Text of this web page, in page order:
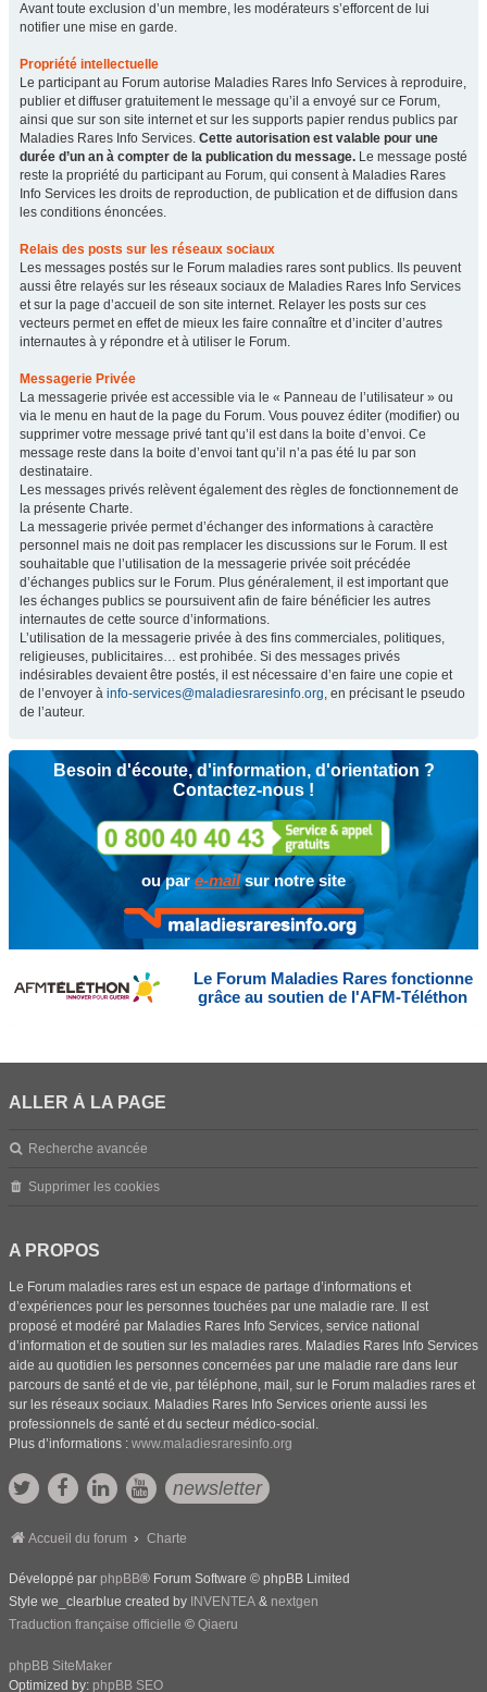
Avant toute exclusion d’un membre, les modérateurs s’efforcent de lui
notifier une mise en garde.
Propriété intellectuelle
Le participant au Forum autorise Maladies Rares Info Services à reproduire,
publier et diffuser gratuitement le message qu’il a envoyé sur ce Forum,
ainsi que sur son site internet et sur les supports papier rendus publics par
Maladies Rares Info Services. Cette autorisation est valable pour une
durée d’un an à compter de la publication du message. Le message posté
reste la propriété du participant au Forum, qui consent à Maladies Rares
Info Services les droits de reproduction, de publication et de diffusion dans
les conditions énoncées.
Relais des posts sur les réseaux sociaux
Les messages postés sur le Forum maladies rares sont publics. Ils peuvent
aussi être relayés sur les réseaux sociaux de Maladies Rares Info Services
et sur la page d’accueil de son site internet. Relayer les posts sur ces
vecteurs permet en effet de mieux les faire connaître et d’inciter d’autres
internautes à y répondre et à utiliser le Forum.
Messagerie Privée
La messagerie privée est accessible via le « Panneau de l’utilisateur » ou
via le menu en haut de la page du Forum. Vous pouvez éditer (modifier) ou
supprimer votre message privé tant qu’il est dans la boite d’envoi. Ce
message reste dans la boite d’envoi tant qu’il n’a pas été lu par son
destinataire.
Les messages privés relèvent également des règles de fonctionnement de
la présente Charte.
La messagerie privée permet d’échanger des informations à caractère
personnel mais ne doit pas remplacer les discussions sur le Forum. Il est
souhaitable que l’utilisation de la messagerie privée soit précédée
d’échanges publics sur le Forum. Plus généralement, il est important que
les échanges publics se poursuivent afin de faire bénéficier les autres
internautes de cette source d’informations.
L’utilisation de la messagerie privée à des fins commerciales, politiques,
religieuses, publicitaires… est prohibée. Si des messages privés
indésirables devaient être postés, il est nécessaire d’en faire une copie et
de l’envoyer à info-services@maladiesraresinfo.org, en précisant le pseudo
de l’auteur.
Besoin d'écoute, d'information, d'orientation ?
Contactez-nous !
ou pare-mailsur notre site
Le Forum Maladies Rares fonctionne
grâce au soutien de l'AFM-Téléthon
ALLER À LA PAGE
Recherche avancée
Supprimer les cookies
A PROPOS
Le Forum maladies rares est un espace de partage d’informations et
d’expériences pour les personnes touchées par une maladie rare. Il est
proposé et modéré par Maladies Rares Info Services, service national
d’information et de soutien sur les maladies rares. Maladies Rares Info Services
aide au quotidien les personnes concernées par une maladie rare dans leur
parcours de santé et de vie, par téléphone, mail, sur le Forum maladies rares et
sur les réseaux sociaux. Maladies Rares Info Services oriente aussi les
professionnels de santé et du secteur médico-social.
Plus d’informations : www.maladiesraresinfo.org
newsletter
Accueil du forum Charte
Développé par phpBB® Forum Software © phpBB Limited
Style we_clearblue created by INVENTEA & nextgen
Traduction française officielle © Qiaeru
phpBB SiteMaker
Optimized by: phpBB SEO